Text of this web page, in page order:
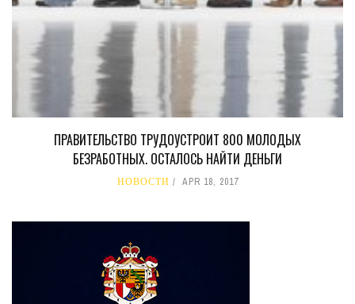
ПРАВИТЕЛЬСТВО ТРУДОУСТРОИТ 800 МОЛОДЫХ
БЕЗРАБОТНЫХ. ОСТАЛОСЬ НАЙТИ ДЕНЬГИ
НОВОСТИ APR 18, 2017